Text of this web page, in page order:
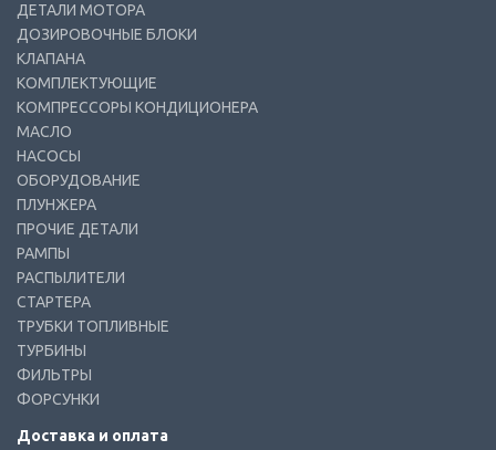
ДЕТАЛИ МОТОРА
ДОЗИРОВОЧНЫЕ БЛОКИ
КЛАПАНА
КОМПЛЕКТУЮЩИЕ
КОМПРЕССОРЫ КОНДИЦИОНЕРА
МАСЛО
НАСОСЫ
ОБОРУДОВАНИЕ
ПЛУНЖЕРА
ПРОЧИЕ ДЕТАЛИ
РАМПЫ
РАСПЫЛИТЕЛИ
СТАРТЕРА
ТРУБКИ ТОПЛИВНЫЕ
ТУРБИНЫ
ФИЛЬТРЫ
ФОРСУНКИ
Доставка и оплата